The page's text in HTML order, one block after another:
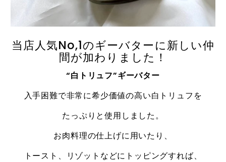
当店人気No,1のギーバターに新しい仲
間が加わりました！
“白トリュフ”ギーバター
入手困難で非常に希少価値の高い白トリュフを
たっぷりと使用しました。
お肉料理の仕上げに用いたり、
トースト、リゾットなどにトッピングすれば、